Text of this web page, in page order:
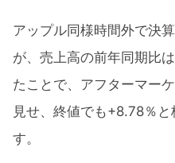
アップル同様時間外で決
が、売上高の前年同期比
たことで、アフターマー
見せ、終値でも+8.78％
す。